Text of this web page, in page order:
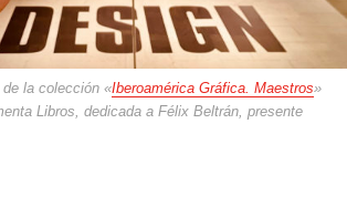
la colección «Iberoamérica Gráfica. Maestros»
Libros, dedicada a Félix Beltrán, presente